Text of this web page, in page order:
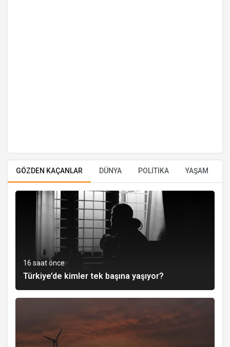
GÖZDEN KAÇANLAR DÜNYA POLİTİKA YAŞAM
16 saat önce
Türkiye’de kimler tek başına yaşıyor?